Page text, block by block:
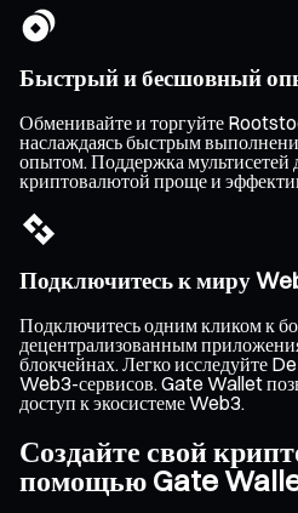
Быстрый и бесшовный
Обменивайте и торгуйте
наслаждаясь быстрым
опытом. Поддержка мультисетей
криптовалютой проще и
Подключитесь к миру
Подключитесь одним кликом к
децентрализованным
блокчейнах. Легко исследуйте
Web3-сервисов. Gate Wallet
доступ к экосистеме Web3.
Создайте свой
помощью Gate